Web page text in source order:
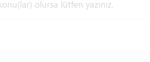
olursa lütfen yazınız.